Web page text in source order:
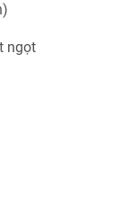
ngọt